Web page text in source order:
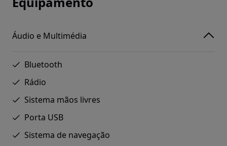
Áudio e Multimédia
Bluetooth
Rádio
Sistema mãos livres
Porta USB
Sistema de navegação